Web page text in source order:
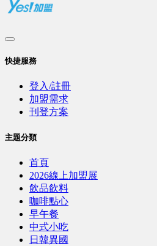
快捷服務
登入/註冊
加盟需求
刊登方案
主題分類
首頁
2026線上加盟展
飲品飲料
咖啡點心
早午餐
中式小吃
日韓異國